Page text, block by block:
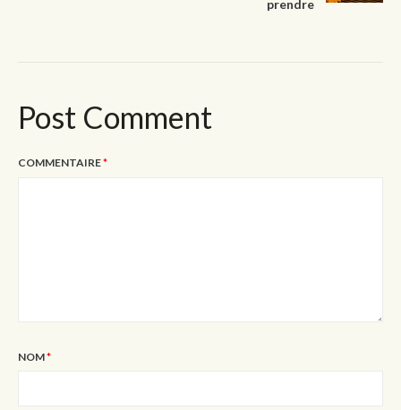
prendre
Post Comment
COMMENTAIRE*
NOM*